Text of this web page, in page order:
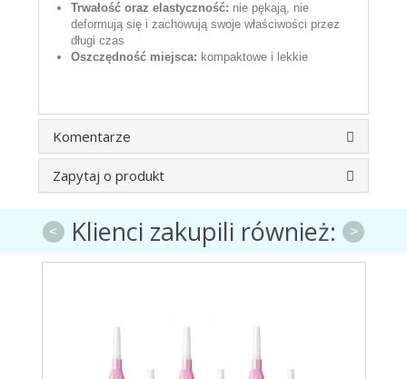
Trwałość oraz elastyczność: nie pękają, nie
deformują się i zachowują swoje właściwości przez
długi czas
Oszczędność miejsca: kompaktowe i lekkie
Komentarze
Zapytaj o produkt
Klienci zakupili również:
< >